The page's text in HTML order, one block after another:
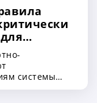
системы
На